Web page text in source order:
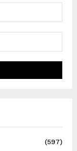
(597)